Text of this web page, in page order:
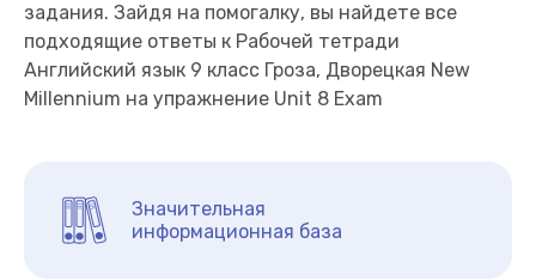
задания. Зайдя на помогалку, вы найдете все
подходящие ответы к Рабочей тетради
Английский язык 9 класс Гроза, Дворецкая New
Millennium на упражнение Unit 8 Exam
Значительная
информационная база